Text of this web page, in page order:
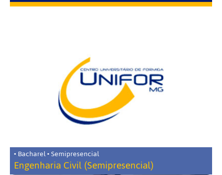
• Bacharel • Semipresencial
Engenharia Civil (Semipresencial)